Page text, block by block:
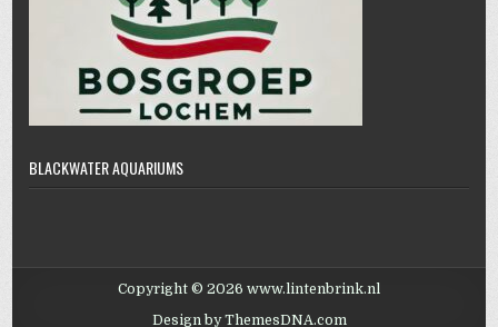
BLACKWATER AQUARIUMS
Copyright © 2026 www.lintenbrink.nl
Design by ThemesDNA.com